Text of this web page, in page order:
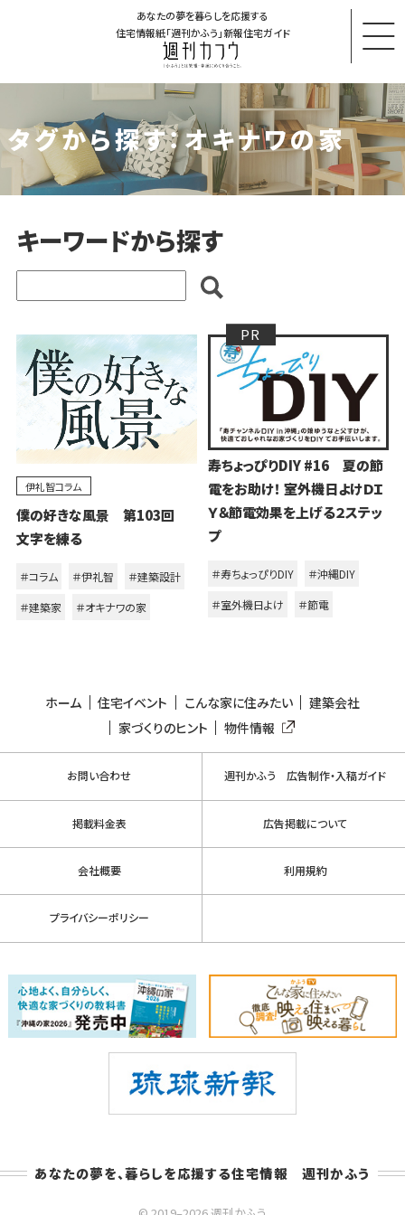
あなたの夢を暮らしを応援する
住宅情報紙「週刊かふう」新報住宅ガイド
タグから探す：オキナワの家
キーワードから探す
伊礼智コラム
僕の好きな風景 第103回
文字を練る
＃コラム ＃伊礼智
＃建築設計
＃建築家
＃オキナワの家
寿ちょっぴりDIY #16 夏の節
電をお助け！ 室外機日よけＤＩ
Ｙ＆節電効果を上げる２ステッ
プ
＃寿ちょっぴりDIY
＃沖縄DIY
＃室外機日よけ
＃節電
ホーム 住宅イベント こんな家に住みたい
建築会社
家づくりのヒント
物件情報
お問い合わせ 週刊かふう 広告制作・入稿ガイド
掲載料金表 広告掲載について
会社概要 利用規約
プライバシーポリシー
あなたの夢を、暮らしを応援する住宅情報 週刊かふう